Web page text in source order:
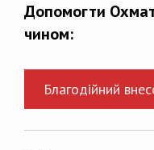
Допомогти
чином:
Благодійний